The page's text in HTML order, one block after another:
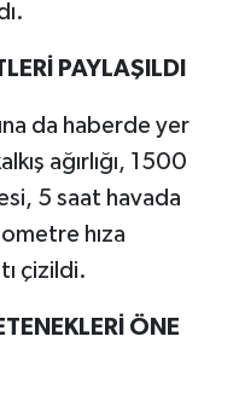
PAYLAŞILDI
da haberde yer
ağırlığı, 1500
5 saat havada
hıza
çizildi.
ÖNE